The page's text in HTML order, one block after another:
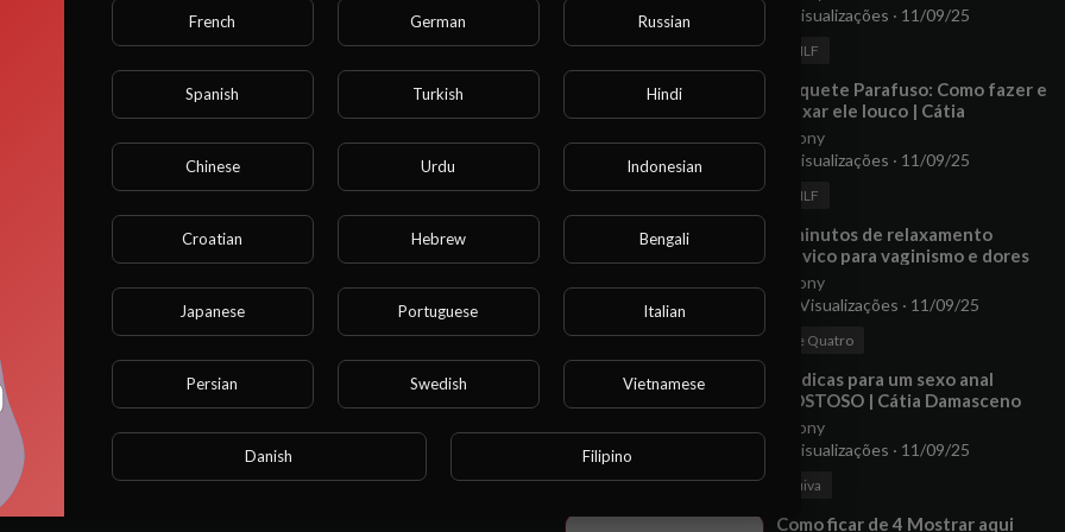
Configure Corretamente Sua Idade no Perfil Cadastrado.
Você tem 18 anos ou mais?
00:09:22
7 Visualizações · 11/09/25
MILF
00:07:24
⁣Boquete Parafuso: Como fazer e
deixar ele louco | Cátia
Damasceno
Anony
6 Visualizações · 11/09/25
MILF
00:07:42
⁣7 minutos de relaxamento
pélvico para vaginismo e dores
pélvicas
Anony
15 Visualizações · 11/09/25
De Quatro
00:07:52
⁣08 dicas para um sexo anal
GOSTOSO | Cátia Damasceno
Anony
7 Visualizações · 11/09/25
Ruiva
⁣Como ficar de 4 Mostrar aqui
French German Russian
Spanish Turkish Hindi
Chinese Urdu Indonesian
Croatian Hebrew Bengali
Japanese Portuguese Italian
Persian Swedish Vietnamese
Danish Filipino